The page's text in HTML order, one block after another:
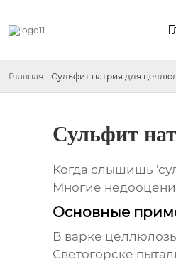
Главная - Сульфит натрия для
Сульфит
Когда слышишь
Многие
Основные
В варке
Светогорске